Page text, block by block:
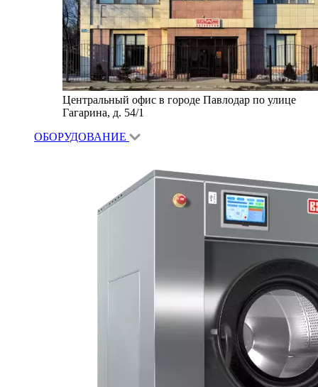
Центральный офис в городе Павлодар по улице
Гагарина, д. 54/1
ОБОРУДОВАНИЕ